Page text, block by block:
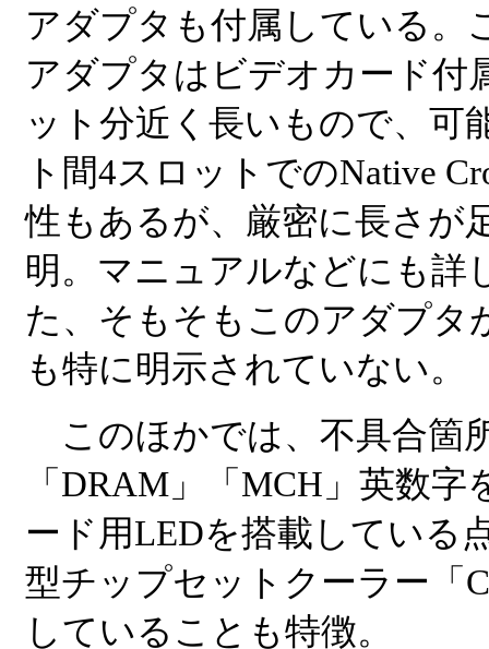
アダプタも付属している。
アダプタはビデオカード付
ット分近く長いもので、可
ト間4スロットでのNative
性もあるが、厳密に長さが
明。マニュアルなどにも詳
た、そもそもこのアダプタ
も特に明示されていない。
このほかでは、不具合箇
「DRAM」「MCH」英数字
ード用LEDを搭載している
型チップセットクーラー「
していることも特徴。